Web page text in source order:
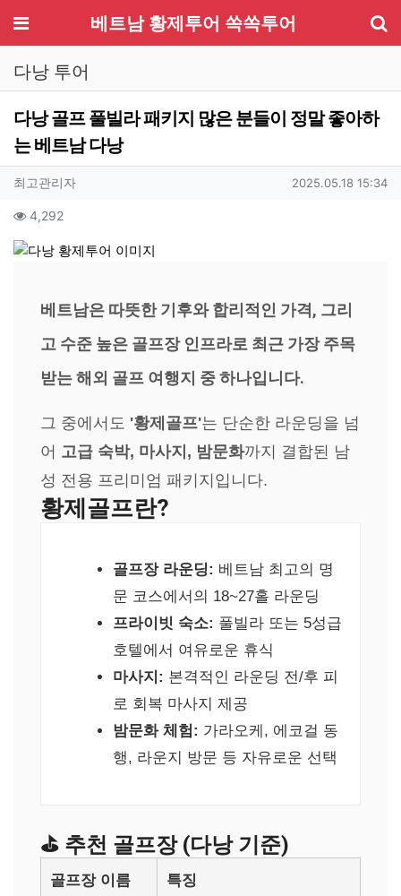
메뉴 베트남 황제투어 쏙쏙투어
다낭 투어
다낭 골프 풀빌라 패키지 많은 분들이 정말 좋아하
는 베트남 다낭
작성자 정보
최고관리자작성 작성일
2025.05.18 15:34
컨텐츠 정보
4,292조회
본문
베트남은 따뜻한 기후와 합리적인 가격, 그리
고 수준 높은 골프장 인프라로 최근 가장 주목
받는 해외 골프 여행지 중 하나입니다.
그 중에서도 '황제골프'는 단순한 라운딩을 넘
어 고급 숙박, 마사지, 밤문화까지 결합된 남
성 전용 프리미엄 패키지입니다.
황제골프란?
골프장 라운딩: 베트남 최고의 명
문 코스에서의 18~27홀 라운딩
프라이빗 숙소: 풀빌라 또는 5성급
호텔에서 여유로운 휴식
마사지: 본격적인 라운딩 전/후 피
로 회복 마사지 제공
밤문화 체험: 가라오케, 에코걸 동
행, 라운지 방문 등 자유로운 선택
⛳ 추천 골프장 (다낭 기준)
골프장 이름 특징